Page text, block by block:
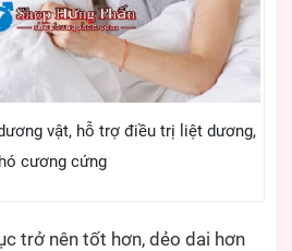
vật, hỗ trợ điều trị liệt dương,
cương cứng
trở nên tốt hơn, dẻo dai hơn